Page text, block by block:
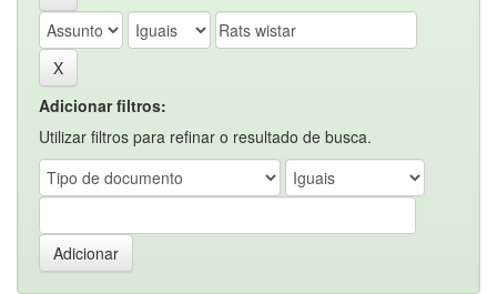
Adicionar filtros:
Utilizar filtros para refinar o resultado de busca.